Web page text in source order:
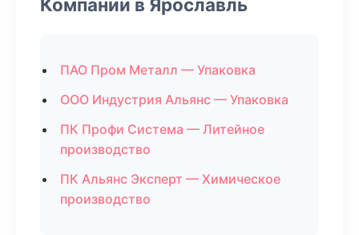
Компании в Ярославль
ПАО Пром Металл — Упаковка
ООО Индустрия Альянс — Упаковка
ПК Профи Система — Литейное
производство
ПК Альянс Эксперт — Химическое
производство